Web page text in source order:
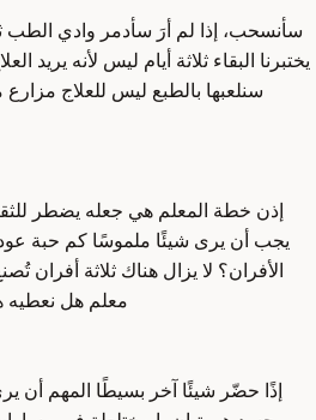
سأنسحب، إذا لم أرَ سأدمر وادي الطب
يختبرنا البقاء ثلاثة أيام ليس لأنه يريد
سنلعبها بالطبع ليس للعلاج
إذن خطة المعلم هي جعله يضطر
يجب أن يرى شيئًا ملموسًا كم حبة
معلم هل نعطيه
إذًا حضّر شيئًا آخر بسيطًا المهم أن